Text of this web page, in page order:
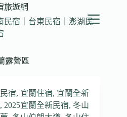
旅遊網
民宿｜台東民宿｜澎湖民
露營區
宿, 宜蘭住宿, 宜蘭全新
, 2025宜蘭全新民宿, 冬山